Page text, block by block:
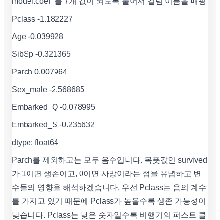
Pclass -1.182227
Age -0.039928
SibSp -0.321365
Parch 0.007964
Sex_male -2.568685
Embarked_Q -0.078995
Embarked_S -0.235632
dtype: float64
Parch를 제외하고는 모두 음수입니다. 목푯값인 survived
가 1이면 생존이고, 0이면 사망이라는 점을 유념하고 변
수들의 영향을 해석하겠습니다. 우선 Pclass는 음의 계수
를 가지고 있기 때문에 Pclass가 높을수록 생존 가능성이
낮습니다. Pclass는 낮은 숫자일수록 비행기의 퍼스트 클